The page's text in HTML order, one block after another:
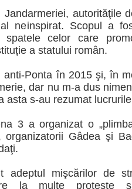
autorităţile
neinspirat. Scopul a
celor care
a statului român.
Ponta în 2015 şi, în
dar nu m-a dus
asta s-au rezumat
3 a organizat o
organizatorii Gâdea şi
adeptul mişcărilor de
la multe proteste